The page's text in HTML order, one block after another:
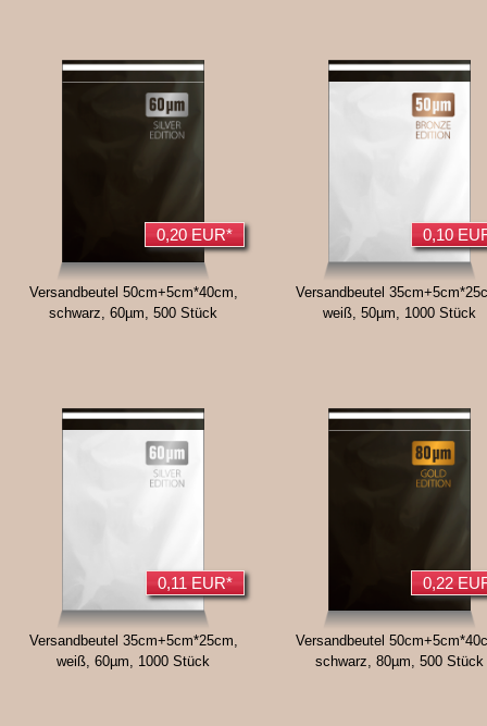
0,20 EUR*
Versandbeutel 50cm+5cm*40cm,
schwarz, 60µm, 500 Stück
0,10
Versandbeutel
weiß, 50µm, 1000 Stück
0,11 EUR*
Versandbeutel 35cm+5cm*25cm,
weiß, 60µm, 1000 Stück
0,22
Versandbeutel
schwarz, 80µm, 500 Stück